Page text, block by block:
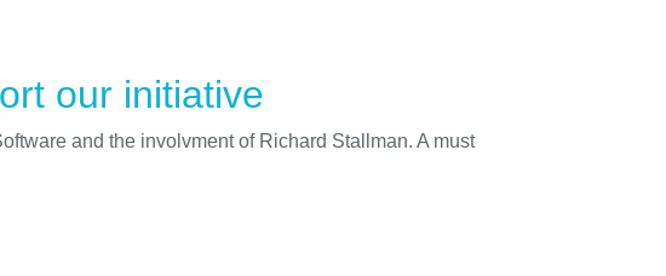
our initiative
and the involvment of Richard Stallman. A must